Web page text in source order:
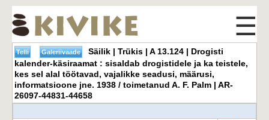
☰
Säilik | Trükis | A 13.124 | Drogisti
kalender-käsiraamat : sisaldab drogistidele ja ka teistele,
kes sel alal töötavad, vajalikke seadusi, määrusi,
informatsioone jne. 1938 / toimetanud A. F. Palm | AR-
26097-44831-44658